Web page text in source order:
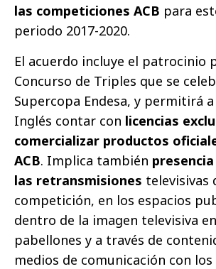
las competiciones ACB para
periodo 2017-2020.
El acuerdo incluye el patrocinio
Concurso de Triples que se
Supercopa Endesa, y permitirá
Inglés contar con licencias
comercializar productos
ACB. Implica también
las retransmisiones televisivas
competición, en los espacios
dentro de la imagen televisiva
pabellones y a través de
medios de comunicación con los